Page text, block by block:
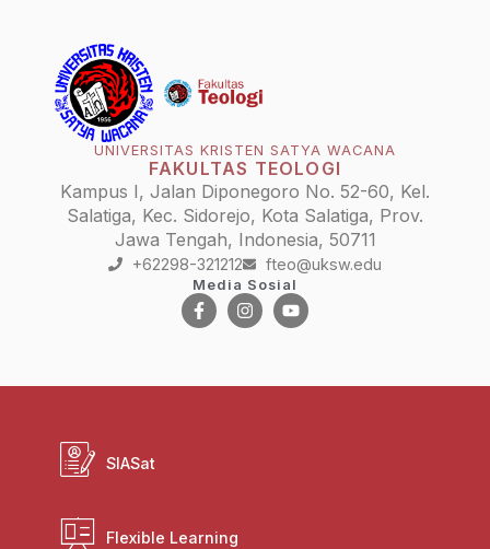
UNIVERSITAS KRISTEN SATYA WACANA
FAKULTAS TEOLOGI
Kampus I, Jalan Diponegoro No. 52-60, Kel.
Salatiga, Kec. Sidorejo, Kota Salatiga, Prov.
Jawa Tengah, Indonesia, 50711
+62298-321212 fteo@uksw.edu
Media Sosial
SIASat
Flexible Learning